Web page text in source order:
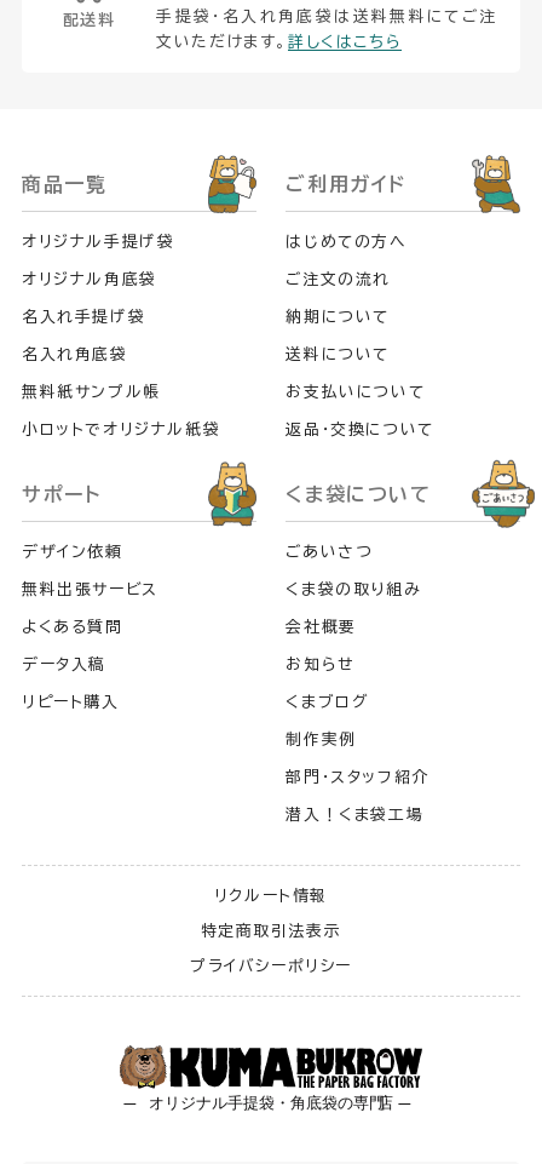
配送料
手提袋・名入れ角底袋は送料無料にてご注
文いただけます。詳しくはこちら
商品一覧
オリジナル手提げ袋
オリジナル角底袋
名入れ手提げ袋
名入れ角底袋
無料紙サンプル帳
小ロットでオリジナル紙袋
ご利用ガイド
はじめての方へ
ご注文の流れ
納期について
送料について
お支払いについて
返品・交換について
サポート
デザイン依頼
無料出張サービス
よくある質問
データ入稿
リピート購入
くま袋について
ごあいさつ
くま袋の取り組み
会社概要
お知らせ
くまブログ
制作実例
部門・スタッフ紹介
潜入！くま袋工場
リクルート情報
特定商取引法表示
プライバシーポリシー